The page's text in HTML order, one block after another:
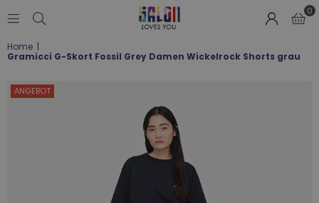
LOVES
YOU
0
Home |
Gramicci G-Skort Fossil Grey Damen Wickelrock Shorts grau
ANGEBOT